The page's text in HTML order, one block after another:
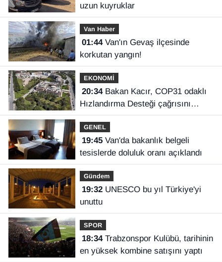
uzun kuyruklar
Van Haber
01:44Van'ın Gevaş ilçesinde
korkutan yangın!
EKONOMİ
20:34Bakan Kacır, COP31 odaklı
Hızlandırma Desteği çağrısını
açıkladı
GENEL
19:45Van'da bakanlık belgeli
tesislerde doluluk oranı açıklandı
Gündem
19:32UNESCO bu yıl Türkiye'yi
unuttu
SPOR
18:34Trabzonspor Kulübü, tarihinin
en yüksek kombine satışını yaptı